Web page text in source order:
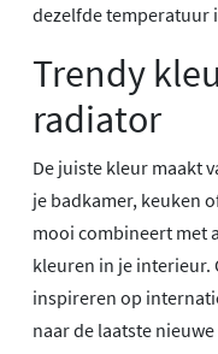
dezelfde temperatuur
Trendy
radiator
De juiste kleur maakt
je badkamer, keuken
mooi combineert met
kleuren in je interieur.
inspireren op
naar de laatste